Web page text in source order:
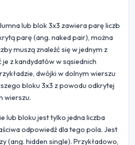
lub blok 3x3 zawiera parę liczb
parę (ang. naked pair), można
muszą znaleźć się w jednym z
z kandydatów w sąsiednich
dwójki w dolnym wierszu
bloku 3x3 z powodu odkrytej
wierszu.
lub bloku jest tylko jedna liczba
odpowiedź dla tego pola. Jest
(ang. hidden single). Przykładowo,